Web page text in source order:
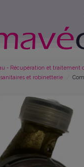
- Récupération et traitement
sanitaires et robinetterie